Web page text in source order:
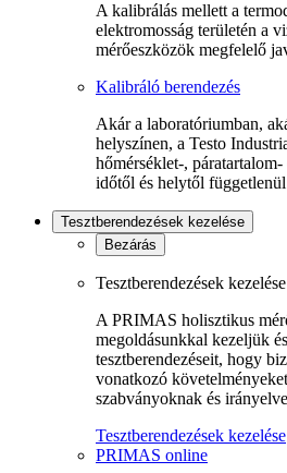
A kalibrálás mellett a
elektromosság területén a
mérőeszközök megfelelő
Kalibráló berendezés
Akár a laboratóriumban,
helyszínen, a Testo
hőmérséklet-,
időtől és helytől
Tesztberendezések kezelése
Bezárás
Tesztberendezések kezelése
A PRIMAS holisztikus
megoldásunkkal kezeljük
tesztberendezéseit, hogy
vonatkozó
szabványoknak és
Tesztberendezések kezelése
PRIMAS online